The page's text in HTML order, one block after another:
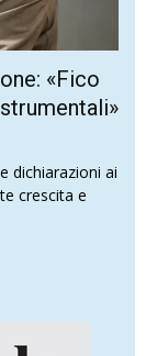
«Fico
dichiarazioni ai
crescita e